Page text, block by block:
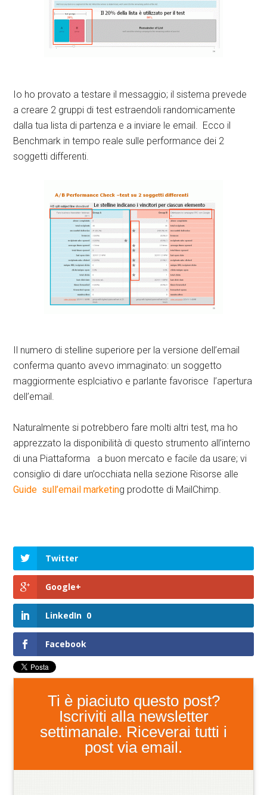
Io ho provato a testare il messaggio; il sistema prevede
a creare 2 gruppi di test estraendoli randomicamente
dalla tua lista di partenza e a inviare le email. Ecco il
Benchmark in tempo reale sulle performance dei 2
soggetti differenti.
Il numero di stelline superiore per la versione dell’email
conferma quanto avevo immaginato: un soggetto
maggiormente esplciativo e parlante favorisce l’apertura
dell’email.
Naturalmente si potrebbero fare molti altri test, ma ho
apprezzato la disponibilità di questo strumento all’interno
di una Piattaforma a buon mercato e facile da usare; vi
consiglio di dare un’occhiata nella sezione Risorse alle
Guide sull’email marketing prodotte di MailChimp.
Twitter
Google+
LinkedIn 0
Facebook
Ti è piaciuto questo post?
Iscriviti alla newsletter
settimanale. Riceverai tutti i
post via email.